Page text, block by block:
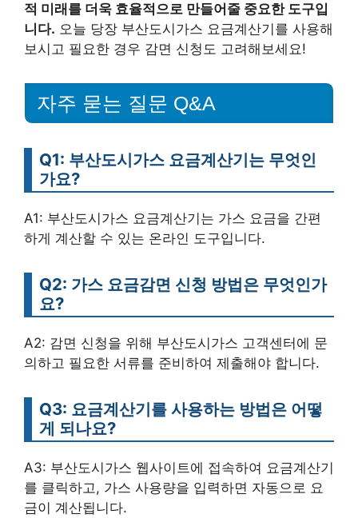
적 미래를 더욱 효율적으로 만들어줄 중요한 도구입
니다. 오늘 당장 부산도시가스 요금계산기를 사용해
보시고 필요한 경우 감면 신청도 고려해보세요!
자주 묻는 질문 Q&A
Q1: 부산도시가스 요금계산기는 무엇인
가요?
A1: 부산도시가스 요금계산기는 가스 요금을 간편
하게 계산할 수 있는 온라인 도구입니다.
Q2: 가스 요금감면 신청 방법은 무엇인가
요?
A2: 감면 신청을 위해 부산도시가스 고객센터에 문
의하고 필요한 서류를 준비하여 제출해야 합니다.
Q3: 요금계산기를 사용하는 방법은 어떻
게 되나요?
A3: 부산도시가스 웹사이트에 접속하여 요금계산기
를 클릭하고, 가스 사용량을 입력하면 자동으로 요
금이 계산됩니다.